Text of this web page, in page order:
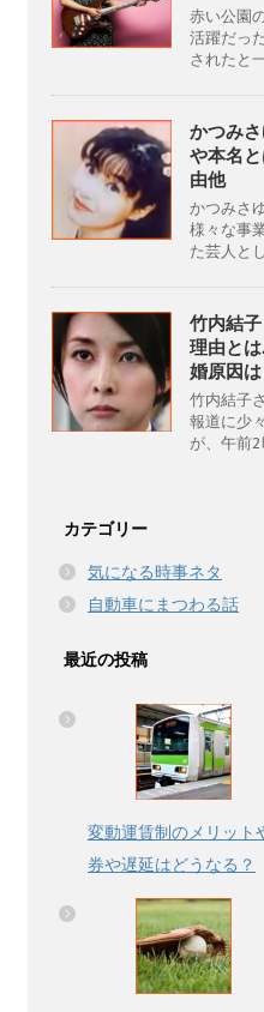
赤い公園
活躍だっ
されたと
かつみ
や本名
由他
かつみさ
様々な事
た芸人と
竹内結
理由と
婚原因は
竹内結子
報道に少
が、午前
カテゴリー
気になる時事ネタ
自動車にまつわる話
最近の投稿
変動運賃制のメリット
券や遅延はどうなる？